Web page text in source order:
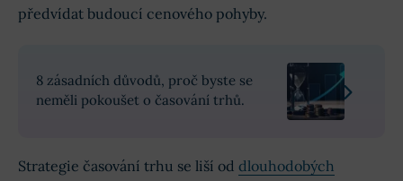
předvídat budoucí cenového pohyby.
8 zásadních důvodů, proč byste se
neměli pokoušet o časování trhů.
Strategie časování trhu se liší od dlouhodobých